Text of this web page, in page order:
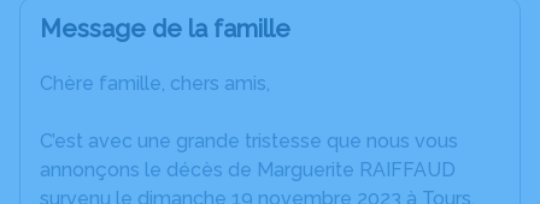
Message de la famille
Chère famille, chers amis,
C’est avec une grande tristesse que nous vous
annonçons le décès de Marguerite RAIFFAUD
survenu le dimanche 19 novembre 2023 à Tours.